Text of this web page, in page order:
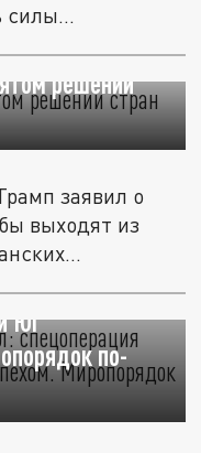
силы...
решении
заявил о
выходят из
Юг"
по-